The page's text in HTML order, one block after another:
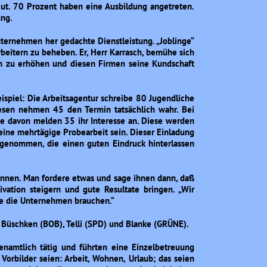
70 Prozent haben eine Ausbildung angetreten.
her gedachte Dienstleistung. „Joblinge“
zu beheben. Er, Herr Karrasch, bemühe sich
erhöhen und diesen Firmen seine Kundschaft
Die Arbeitsagentur schreibe 80 Jugendliche
nehmen 45 den Termin tatsächlich wahr. Bei
davon melden 35 ihr Interesse an. Diese werden
mehrtägige Probearbeit sein. Dieser Einladung
die einen guten Eindruck hinterlassen
Man fordere etwas und sage ihnen dann, daß
steigern und gute Resultate bringen. „Wir
Unternehmen brauchen.“
(BOB), Telli (SPD) und Blanke (GRÜNE).
tätig und führten eine Einzelbetreuung
seien: Arbeit, Wohnen, Urlaub; das seien